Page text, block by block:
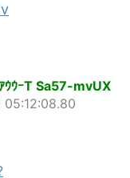
ｳｳｰT Sa57-mvUX